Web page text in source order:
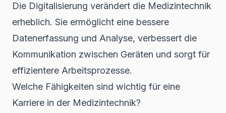
Die Digitalisierung verändert die Medizintechnik
erheblich. Sie ermöglicht eine bessere
Datenerfassung und Analyse, verbessert die
Kommunikation zwischen Geräten und sorgt für
effizientere Arbeitsprozesse.
Welche Fähigkeiten sind wichtig für eine
Karriere in der Medizintechnik?